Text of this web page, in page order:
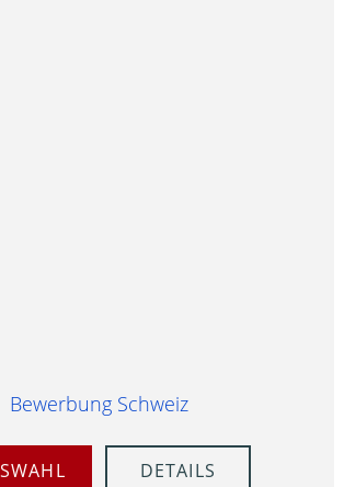
Bewerbung Schweiz
DETAILS